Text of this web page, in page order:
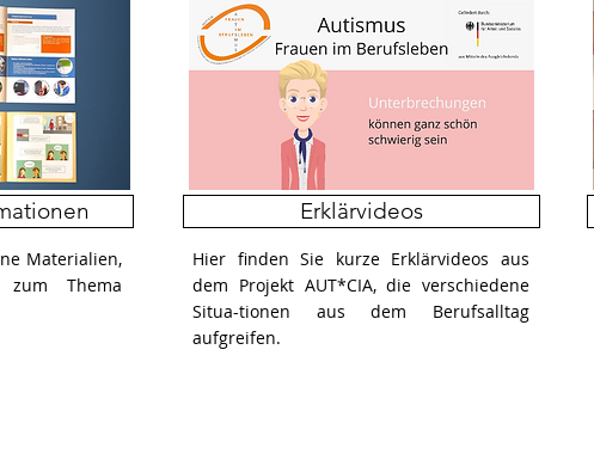
Materialien,
Thema
Hier finden Sie kurze Erklärvideos aus
dem Projekt AUT*CIA, die verschiedene
Situa-tionen aus dem Berufsalltag
aufgreifen.
Erklärvideos